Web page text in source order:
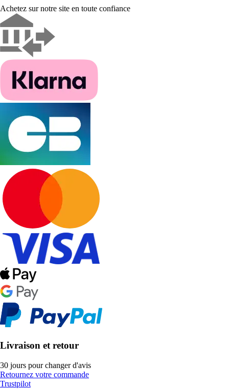
Achetez sur notre site en toute confiance
Livraison et retour
30 jours pour changer d'avis
Retournez votre commande
Trustpilot